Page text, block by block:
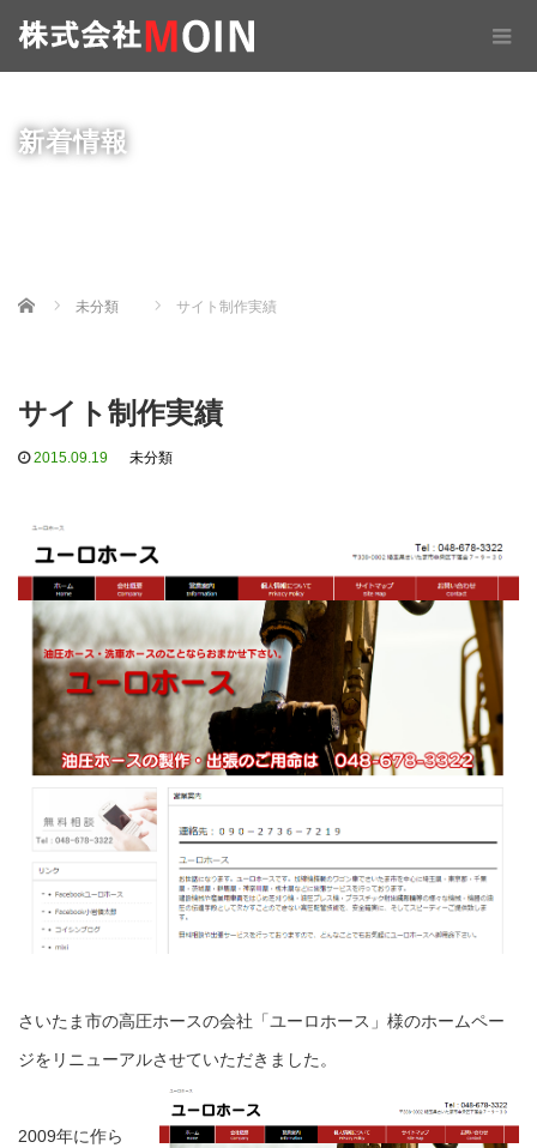
新着情報
Home 未分類 サイト制作実績
サイト制作実績
2015.09.19 未分類
さいたま市の高圧ホースの会社「ユーロホース」様のホームペー
ジをリニューアルさせていただきました。
2009年に作ら